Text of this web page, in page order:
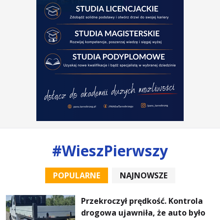
#WieszPierwszy
POPULARNE
Przekroczył prędkość. Kontrola
drogowa ujawniła, że auto było
NAJNOWSZE